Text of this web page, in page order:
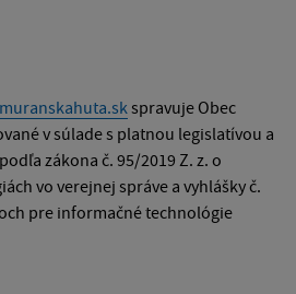
spravuje Obec
v súlade s platnou legislatívou a
zákona č. 95/2019 Z. z. o
vo verejnej správe a vyhlášky č.
pre informačné technológie